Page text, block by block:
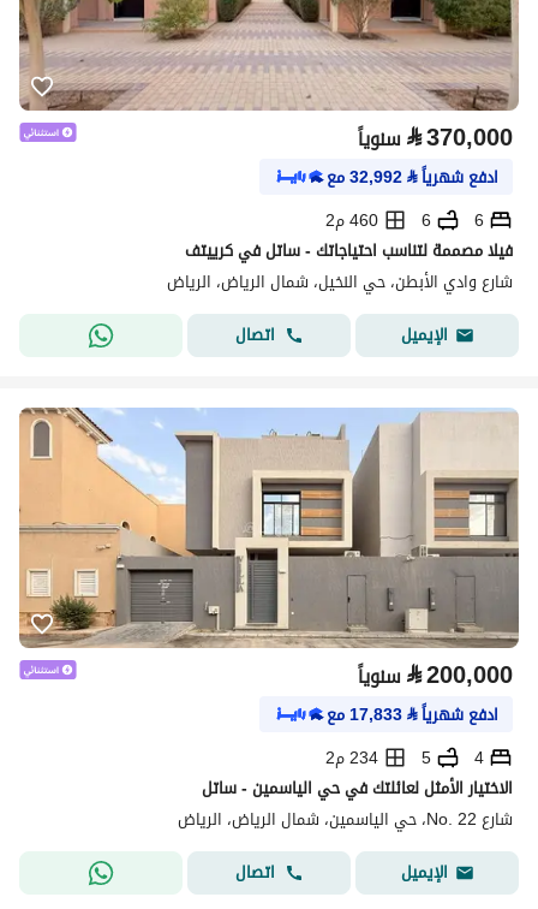
⃁370,000 سنوياً
ادفع شهرياً⃁
32,992مع
6
6
460 م2
فيلا مصممة لتناسب احتياجاتك - ساتل في كرييتف
شارع وادي الأبطن، حي النخيل، شمال الرياض، الرياض
الإيميل
اتصال
⃁200,000 سنوياً
ادفع شهرياً⃁
17,833مع
4
5
234 م2
الاختيار الأمثل لعائلتك في حي الياسمين - ساتل
شارع No. 22، حي الياسمين، شمال الرياض، الرياض
الإيميل
اتصال